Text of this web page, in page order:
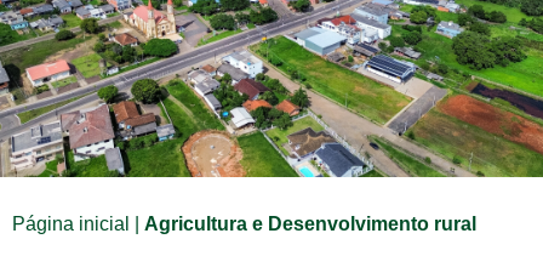
Página inicial Agricultura e Desenvolvimento rural